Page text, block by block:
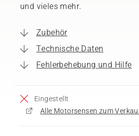
und vieles mehr.
Zubehör
Technische Daten
Fehlerbehebung und Hilfe
Eingestellt
Alle Motorsensen zum